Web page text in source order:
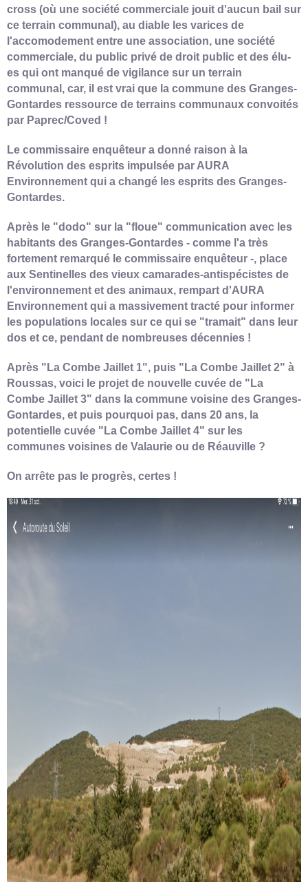
cross (où une société commerciale jouit d'aucun bail sur
ce terrain communal), au diable les varices de
l'accomodement entre une association, une société
commerciale, du public privé de droit public et des élu-
es qui ont manqué de vigilance sur un terrain
communal, car, il est vrai que la commune des Granges-
Gontardes ressource de terrains communaux convoités
par Paprec/Coved !
Le commissaire enquêteur a donné raison à la
Révolution des esprits impulsée par AURA
Environnement qui a changé les esprits des Granges-
Gontardes.
Après le "dodo" sur la "floue" communication avec les
habitants des Granges-Gontardes - comme l'a très
fortement remarqué le commissaire enquêteur -, place
aux Sentinelles des vieux camarades-antispécistes de
l'environnement et des animaux, rempart d'AURA
Environnement qui a massivement tracté pour informer
les populations locales sur ce qui se "tramait" dans leur
dos et ce, pendant de nombreuses décennies !
Après "La Combe Jaillet 1", puis "La Combe Jaillet 2" à
Roussas, voici le projet de nouvelle cuvée de "La
Combe Jaillet 3" dans la commune voisine des Granges-
Gontardes, et puis pourquoi pas, dans 20 ans, la
potentielle cuvée "La Combe Jaillet 4" sur les
communes voisines de Valaurie ou de Réauville ?
On arrête pas le progrès, certes !